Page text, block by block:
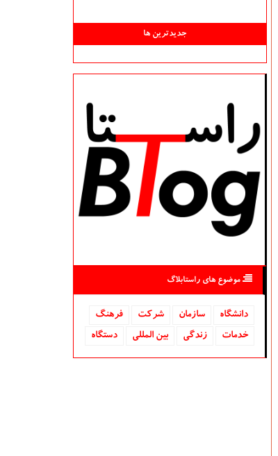
جدیدترین ها
موضوع های راستابلاگ
دانشگاه‌ سازمان شركت
فرهنگ
خدمات
زندگی بین المللی دستگاه